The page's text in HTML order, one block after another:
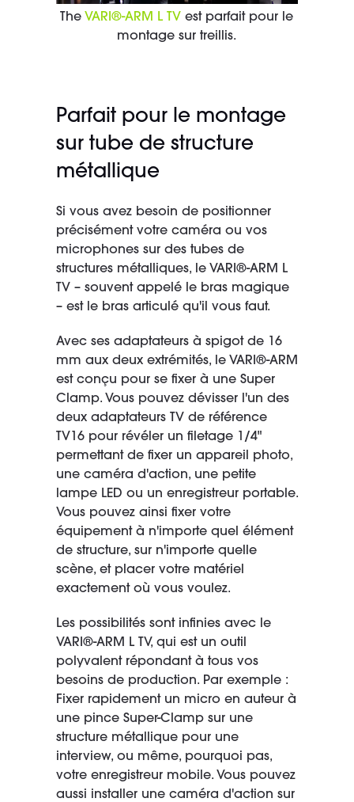
The VARI®-ARM L TV est parfait pour le
montage sur treillis.
Parfait pour le montage
sur tube de structure
métallique
Si vous avez besoin de positionner
précisément votre caméra ou vos
microphones sur des tubes de
structures métalliques, le VARI®-ARM L
TV – souvent appelé le bras magique
– est le bras articulé qu'il vous faut.
Avec ses adaptateurs à spigot de 16
mm aux deux extrémités, le VARI®-ARM
est conçu pour se fixer à une Super
Clamp. Vous pouvez dévisser l'un des
deux adaptateurs TV de référence
TV16 pour révéler un filetage 1/4"
permettant de fixer un appareil photo,
une caméra d'action, une petite
lampe LED ou un enregistreur portable.
Vous pouvez ainsi fixer votre
équipement à n'importe quel élément
de structure, sur n'importe quelle
scène, et placer votre matériel
exactement où vous voulez.
Les possibilités sont infinies avec le
VARI®-ARM L TV, qui est un outil
polyvalent répondant à tous vos
besoins de production. Par exemple :
Fixer rapidement un micro en auteur à
une pince Super-Clamp sur une
structure métallique pour une
interview, ou même, pourquoi pas,
votre enregistreur mobile. Vous pouvez
aussi installer une caméra d'action sur